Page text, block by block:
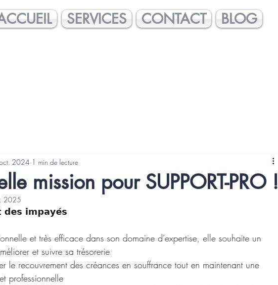
SERVICES CONTACT BLOG
mission pour SUPPORT-PRO !
2024 1 min de lecture
2025
𝗱𝗲𝘀 𝗶𝗺𝗽𝗮𝘆𝗲́𝘀
et très efficace dans son domaine d’expertise, elle souhaite un
et suivre sa trésorerie
le recouvrement des créances en souffrance tout en maintenant une
professionnelle